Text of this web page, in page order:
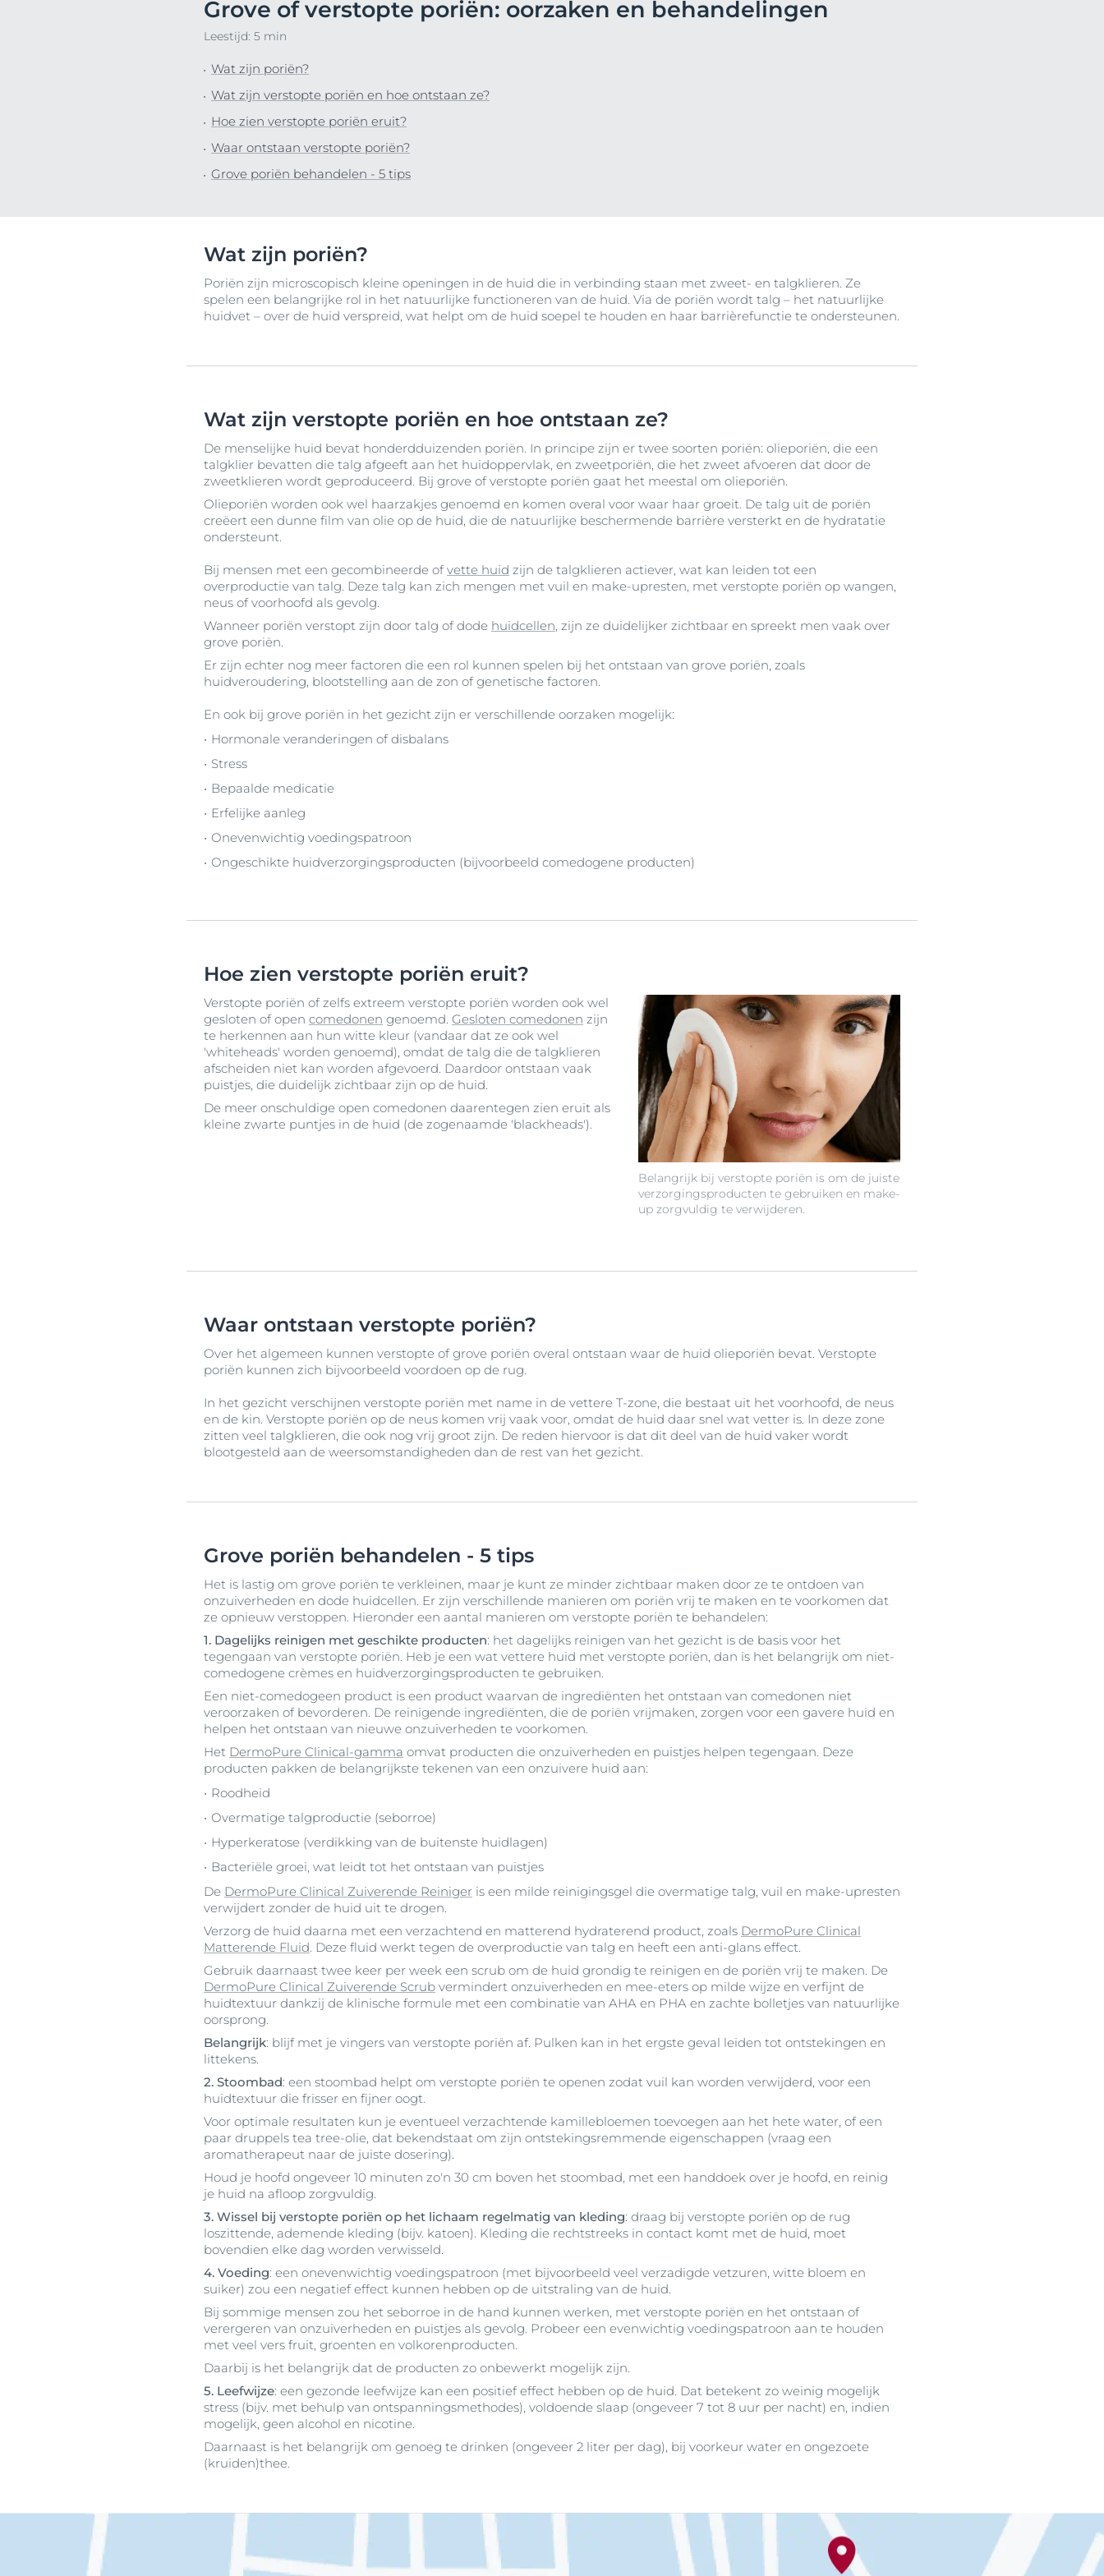
Hypergepigmenteerde huid
roodheid
Hoofdhuid- en
Bescherming tegen de zon
producten
NIEUW Ouder wordende huid
4.599 beoordelingen
Grove of verstopte poriën: oorzaken en behandelingen
Leestijd: 5 min
Wat zijn poriën?
Wat zijn verstopte poriën en hoe ontstaan ze?
Hoe zien verstopte poriën eruit?
Waar ontstaan verstopte poriën?
Grove poriën behandelen - 5 tips
Wat zijn poriën?
Poriën zijn microscopisch kleine openingen in de huid die in verbinding staan met zweet- en talgklieren. Ze
spelen een belangrijke rol in het natuurlijke functioneren van de huid. Via de poriën wordt talg – het natuurlijke
huidvet – over de huid verspreid, wat helpt om de huid soepel te houden en haar barrièrefunctie te ondersteunen.
Wat zijn verstopte poriën en hoe ontstaan ze?
De menselijke huid bevat honderdduizenden poriën. In principe zijn er twee soorten poriën: olieporiën, die een
talgklier bevatten die talg afgeeft aan het huidoppervlak, en zweetporiën, die het zweet afvoeren dat door de
zweetklieren wordt geproduceerd. Bij grove of verstopte poriën gaat het meestal om olieporiën.
Olieporiën worden ook wel haarzakjes genoemd en komen overal voor waar haar groeit. De talg uit de poriën
creëert een dunne film van olie op de huid, die de natuurlijke beschermende barrière versterkt en de hydratatie
ondersteunt.
Bij mensen met een gecombineerde ofvette huid zijn de talgklieren actiever, wat kan leiden tot een
overproductie van talg. Deze talg kan zich mengen met vuil en make-upresten, met verstopte poriën op wangen,
neus of voorhoofd als gevolg.
Wanneer poriën verstopt zijn door talg of dode huidcellen, zijn ze duidelijker zichtbaar en spreekt men vaak over
grove poriën.
Er zijn echter nog meer factoren die een rol kunnen spelen bij het ontstaan van grove poriën, zoals
huidveroudering, blootstelling aan de zon of genetische factoren.
En ook bij grove poriën in het gezicht zijn er verschillende oorzaken mogelijk:
Hormonale veranderingen of disbalans
Stress
Bepaalde medicatie
Erfelijke aanleg
Onevenwichtig voedingspatroon
Ongeschikte huidverzorgingsproducten (bijvoorbeeld comedogene producten)
Hoe zien verstopte poriën eruit?
Belangrijk bij verstopte poriën is om de juiste
verzorgingsproducten te gebruiken en make-
up zorgvuldig te verwijderen.
Verstopte poriën of zelfs extreem verstopte poriën worden ook wel
gesloten of open comedonen genoemd. Gesloten comedonen zijn
te herkennen aan hun witte kleur (vandaar dat ze ook wel
'whiteheads' worden genoemd), omdat de talg die de talgklieren
afscheiden niet kan worden afgevoerd. Daardoor ontstaan vaak
puistjes, die duidelijk zichtbaar zijn op de huid.
De meer onschuldige open comedonen daarentegen zien eruit als
kleine zwarte puntjes in de huid (de zogenaamde 'blackheads').
Waar ontstaan verstopte poriën?
Over het algemeen kunnen verstopte of grove poriën overal ontstaan waar de huid olieporiën bevat. Verstopte
poriën kunnen zich bijvoorbeeld voordoen op de rug.
In het gezicht verschijnen verstopte poriën met name in de vettere T-zone, die bestaat uit het voorhoofd, de neus
en de kin. Verstopte poriën op de neus komen vrij vaak voor, omdat de huid daar snel wat vetter is. In deze zone
zitten veel talgklieren, die ook nog vrij groot zijn. De reden hiervoor is dat dit deel van de huid vaker wordt
blootgesteld aan de weersomstandigheden dan de rest van het gezicht.
Grove poriën behandelen - 5 tips
Het is lastig om grove poriën te verkleinen, maar je kunt ze minder zichtbaar maken door ze te ontdoen van
onzuiverheden en dode huidcellen. Er zijn verschillende manieren om poriën vrij te maken en te voorkomen dat
ze opnieuw verstoppen. Hieronder een aantal manieren om verstopte poriën te behandelen:
1. Dagelijks reinigen met geschikte producten: het dagelijks reinigen van het gezicht is de basis voor het
tegengaan van verstopte poriën. Heb je een wat vettere huid met verstopte poriën, dan is het belangrijk om niet-
comedogene crèmes en huidverzorgingsproducten te gebruiken.
Een niet-comedogeen product is een product waarvan de ingrediënten het ontstaan van comedonen niet
veroorzaken of bevorderen. De reinigende ingrediënten, die de poriën vrijmaken, zorgen voor een gavere huid en
helpen het ontstaan van nieuwe onzuiverheden te voorkomen.
Het DermoPure Clinical-gamma omvat producten die onzuiverheden en puistjes helpen tegengaan. Deze
producten pakken de belangrijkste tekenen van een onzuivere huid aan:
Roodheid
Overmatige talgproductie (seborroe)
Hyperkeratose (verdikking van de buitenste huidlagen)
Bacteriële groei, wat leidt tot het ontstaan van puistjes
De DermoPure Clinical Zuiverende Reiniger is een milde reinigingsgel die overmatige talg, vuil en make-upresten
verwijdert zonder de huid uit te drogen.
Verzorg de huid daarna met een verzachtend en matterend hydraterend product, zoals DermoPure Clinical
Matterende Fluid. Deze fluid werkt tegen de overproductie van talg en heeft een anti-glans effect.
Gebruik daarnaast twee keer per week een scrub om de huid grondig te reinigen en de poriën vrij te maken. De
DermoPure Clinical Zuiverende Scrub vermindert onzuiverheden en mee-eters op milde wijze en verfijnt de
huidtextuur dankzij de klinische formule met een combinatie van AHA en PHA en zachte bolletjes van natuurlijke
oorsprong.
Belangrijk: blijf met je vingers van verstopte poriën af. Pulken kan in het ergste geval leiden tot ontstekingen en
littekens.
2. Stoombad: een stoombad helpt om verstopte poriën te openen zodat vuil kan worden verwijderd, voor een
huidtextuur die frisser en fijner oogt.
Voor optimale resultaten kun je eventueel verzachtende kamillebloemen toevoegen aan het hete water, of een
paar druppels tea tree-olie, dat bekendstaat om zijn ontstekingsremmende eigenschappen (vraag een
aromatherapeut naar de juiste dosering).
Houd je hoofd ongeveer 10 minuten zo'n 30 cm boven het stoombad, met een handdoek over je hoofd, en reinig
je huid na afloop zorgvuldig.
3. Wissel bij verstopte poriën op het lichaam regelmatig van kleding: draag bij verstopte poriën op de rug
loszittende, ademende kleding (bijv. katoen). Kleding die rechtstreeks in contact komt met de huid, moet
bovendien elke dag worden verwisseld.
4. Voeding: een onevenwichtig voedingspatroon (met bijvoorbeeld veel verzadigde vetzuren, witte bloem en
suiker) zou een negatief effect kunnen hebben op de uitstraling van de huid.
Bij sommige mensen zou het seborroe in de hand kunnen werken, met verstopte poriën en het ontstaan of
verergeren van onzuiverheden en puistjes als gevolg. Probeer een evenwichtig voedingspatroon aan te houden
met veel vers fruit, groenten en volkorenproducten.
Daarbij is het belangrijk dat de producten zo onbewerkt mogelijk zijn.
5. Leefwijze: een gezonde leefwijze kan een positief effect hebben op de huid. Dat betekent zo weinig mogelijk
stress (bijv. met behulp van ontspanningsmethodes), voldoende slaap (ongeveer 7 tot 8 uur per nacht) en, indien
mogelijk, geen alcohol en nicotine.
Daarnaast is het belangrijk om genoeg te drinken (ongeveer 2 liter per dag), bij voorkeur water en ongezoete
(kruiden)thee.